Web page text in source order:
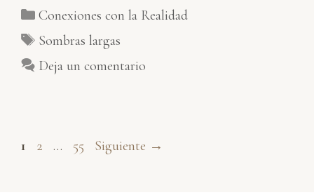
Categorías
Conexiones con la Realidad
Etiquetas
Sombras largas
Deja un comentario
Página
1 Página
2 … Página
55 Siguiente →